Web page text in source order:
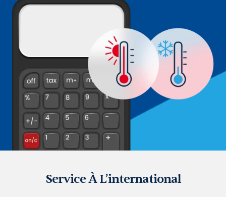
Service À L’international